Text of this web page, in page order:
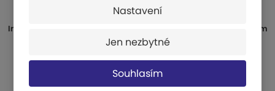
Nastavení
Jen nezbytné
Souhlasím
Informační (grafický) panel jednořádkový - rozteč bodů 7,5mm
na dotaz
KOUPIT